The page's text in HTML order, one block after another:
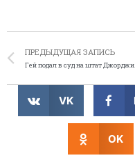
ПРЕДЫДУЩАЯ ЗАПИСЬ
VK
OK